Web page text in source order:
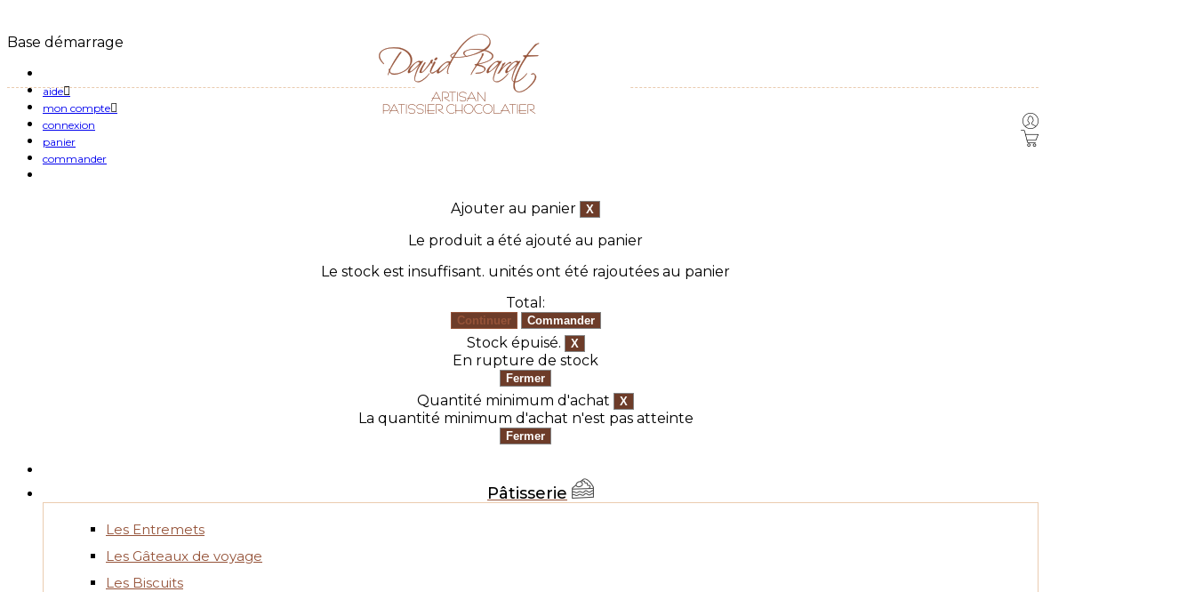
Base démarrage
Base démarrage
aide
mon compte
connexion
panier
commander
Ajouter au panier
Le produit a été ajouté au panier
Le stock est insuffisant. unités ont été rajoutées au panier
Total:
Stock épuisé.
En rupture de stock
Quantité minimum d'achat
La quantité minimum d'achat n'est pas atteinte
Pâtisserie
Les Entremets
Les Gâteaux de voyage
Les Biscuits